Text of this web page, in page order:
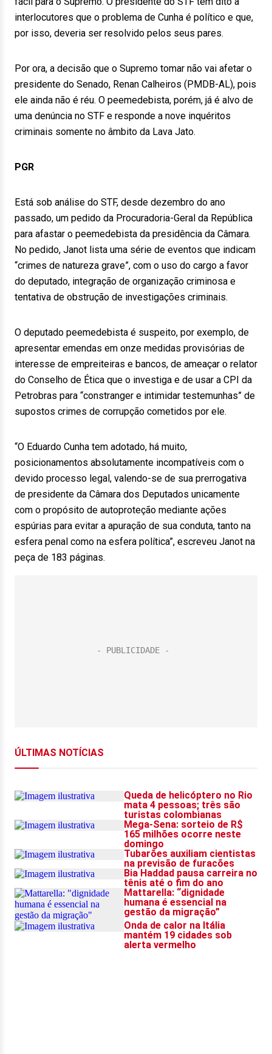
interlocutores que o problema de Cunha é político e que,
por isso, deveria ser resolvido pelos seus pares.
Por ora, a decisão que o Supremo tomar não vai afetar o
presidente do Senado, Renan Calheiros (PMDB-AL), pois
ele ainda não é réu. O peemedebista, porém, já é alvo de
uma denúncia no STF e responde a nove inquéritos
criminais somente no âmbito da Lava Jato.
PGR
Está sob análise do STF, desde dezembro do ano
passado, um pedido da Procuradoria-Geral da República
para afastar o peemedebista da presidência da Câmara.
No pedido, Janot lista uma série de eventos que indicam
“crimes de natureza grave”, com o uso do cargo a favor
do deputado, integração de organização criminosa e
tentativa de obstrução de investigações criminais.
O deputado peemedebista é suspeito, por exemplo, de
apresentar emendas em onze medidas provisórias de
interesse de empreiteiras e bancos, de ameaçar o relator
do Conselho de Ética que o investiga e de usar a CPI da
Petrobras para “constranger e intimidar testemunhas” de
supostos crimes de corrupção cometidos por ele.
“O Eduardo Cunha tem adotado, há muito,
posicionamentos absolutamente incompatíveis com o
devido processo legal, valendo-se de sua prerrogativa
de presidente da Câmara dos Deputados unicamente
com o propósito de autoproteção mediante ações
espúrias para evitar a apuração de sua conduta, tanto na
esfera penal como na esfera política”, escreveu Janot na
peça de 183 páginas.